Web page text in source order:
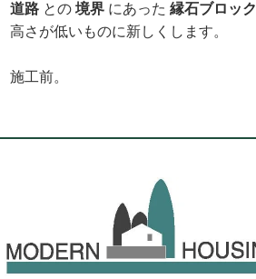
道路 との境界 にあった縁石ブロック
高さが低いものに新しくします。
施工前。